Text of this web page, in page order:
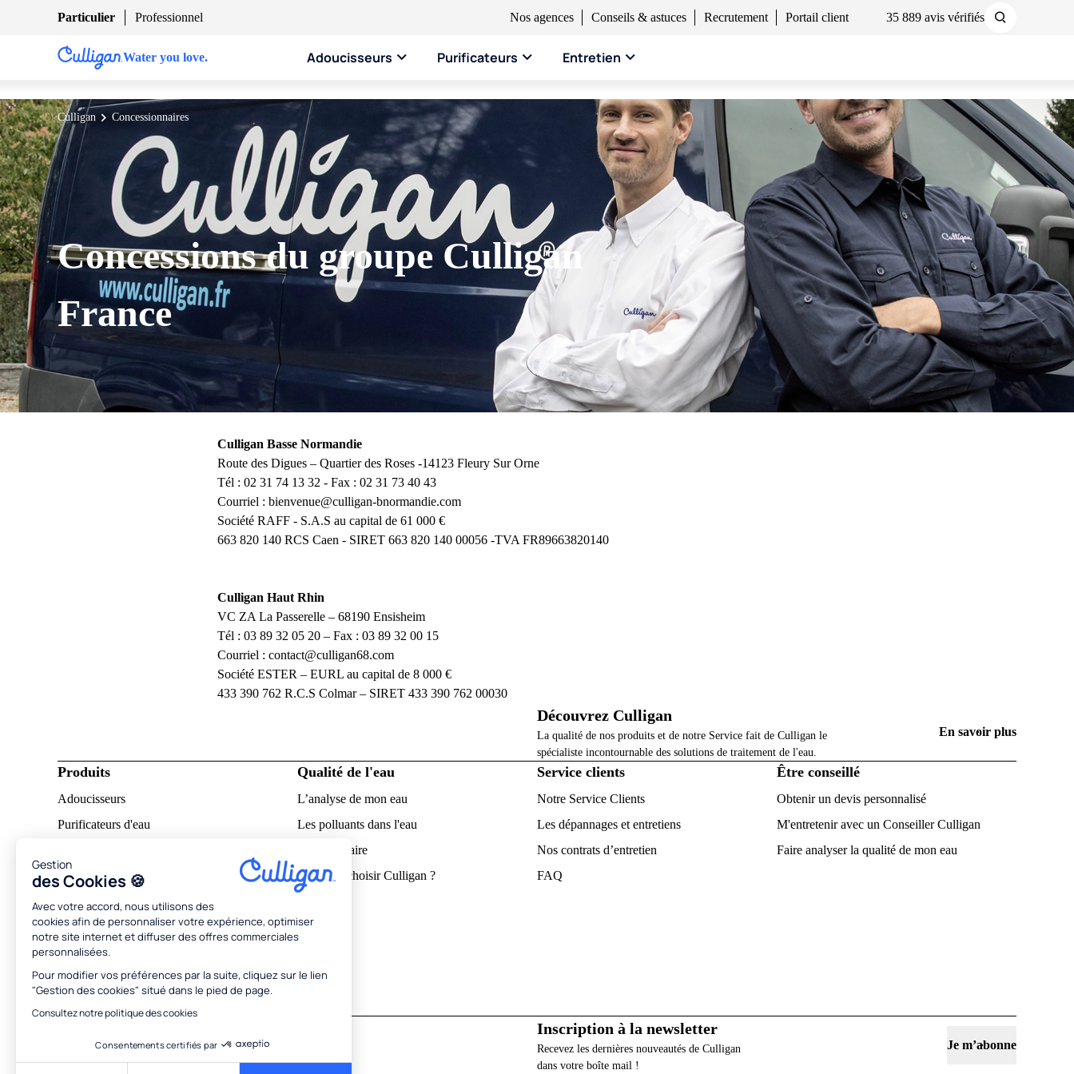
Gestion
des Cookies 🍪
Avec votre accord, nous utilisons des
cookies afin de personnaliser votre expérience, optimiser
notre site internet et diffuser des offres commerciales
personnalisées.
Pour modifier vos préférences par la suite, cliquez sur le lien
"Gestion des cookies" situé dans le pied de page.
Consultez notre politique des cookies
Consentements certifiés par
Particulier Professionnel Nos agences Conseils & astuces Recrutement Portail client 35 889 avis vérifiés
Water you love. Adoucisseurs Purificateurs Entretien
Votredemande de devisen moins
de 2 min,
gratuite et sans
engagement
Culligan Concessionnaires
Concessions du groupe Culligan
France
Culligan Basse Normandie
Route des Digues – Quartier des Roses -14123 Fleury Sur Orne
Tél : 02 31 74 13 32 - Fax : 02 31 73 40 43
Courriel : bienvenue@culligan-bnormandie.com
Société RAFF - S.A.S au capital de 61 000 €
663 820 140 RCS Caen - SIRET 663 820 140 00056 -TVA FR89663820140
Culligan Haut Rhin
VC ZA La Passerelle – 68190 Ensisheim
Tél : 03 89 32 05 20 – Fax : 03 89 32 00 15
Courriel : contact@culligan68.com
Société ESTER – EURL au capital de 8 000 €
433 390 762 R.C.S Colmar – SIRET 433 390 762 00030
Découvrez Culligan
La qualité de nos produits et de notre Service fait de Culligan le
spécialiste incontournable des solutions de traitement de l'eau.
En savoir plus
Produits
Adoucisseurs
Purificateurs d'eau
Qualité de l'eau
L’analyse de mon eau
Les polluants dans l'eau
L’eau calcaire
Pourquoi choisir Culligan ?
Service clients
Notre Service Clients
Les dépannages et entretiens
Nos contrats d’entretien
FAQ
Être conseillé
Obtenir un devis personnalisé
M'entretenir avec un Conseiller Culligan
Faire analyser la qualité de mon eau
À propos
Découvrir Culligan
RSE
Conseils et astuces
Inscription à la newsletter
Recevez les dernières nouveautés de Culligan
dans votre boîte mail !
Je m’abonne